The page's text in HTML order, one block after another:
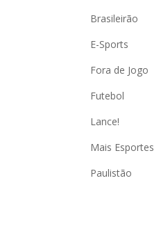
Brasileirão
E-Sports
Fora de Jogo
Futebol
Lance!
Mais Esportes
Paulistão